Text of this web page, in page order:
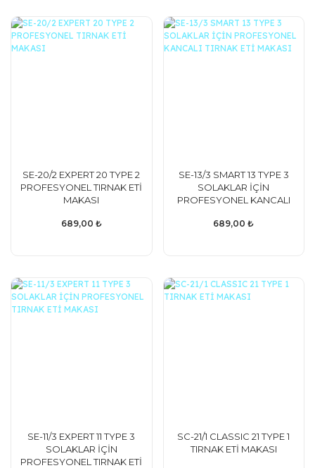
SE-20/2 EXPERT 20 TYPE 2
PROFESYONEL TIRNAK ETİ
MAKASI
689,00 ₺
SE-13/3 SMART 13 TYPE 3
SOLAKLAR İÇİN
PROFESYONEL KANCALI
689,00 ₺
SE-11/3 EXPERT 11 TYPE 3
SOLAKLAR İÇİN
PROFESYONEL TIRNAK ETİ
SC-21/1 CLASSIC 21 TYPE 1
TIRNAK ETİ MAKASI